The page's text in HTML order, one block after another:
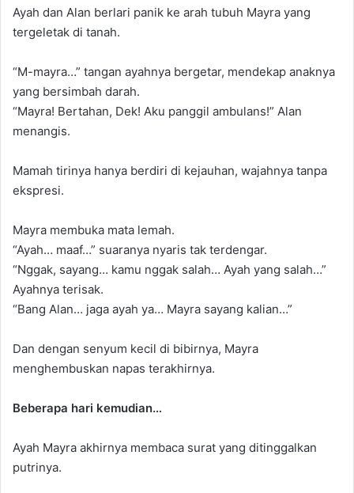
Ayah dan Alan berlari panik ke arah tubuh Mayra yang
tergeletak di tanah.
“M-mayra…” tangan ayahnya bergetar, mendekap anaknya
yang bersimbah darah.
“Mayra! Bertahan, Dek! Aku panggil ambulans!” Alan
menangis.
Mamah tirinya hanya berdiri di kejauhan, wajahnya tanpa
ekspresi.
Mayra membuka mata lemah.
“Ayah… maaf…” suaranya nyaris tak terdengar.
“Nggak, sayang… kamu nggak salah… Ayah yang salah…”
Ayahnya terisak.
“Bang Alan… jaga ayah ya… Mayra sayang kalian…”
Dan dengan senyum kecil di bibirnya, Mayra
menghembuskan napas terakhirnya.
Beberapa hari kemudian…
Ayah Mayra akhirnya membaca surat yang ditinggalkan
putrinya.